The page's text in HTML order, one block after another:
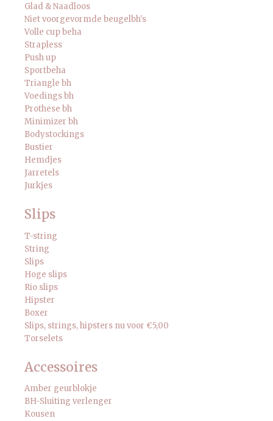
Glad & Naadloos
Niet voorgevormde beugelbh's
Volle cup beha
Strapless
Push up
Sportbeha
Triangle bh
Voedings bh
Prothese bh
Minimizer bh
Bodystockings
Bustier
Hemdjes
Jarretels
Jurkjes
Slips
T-string
String
Slips
Hoge slips
Rio slips
Hipster
Boxer
Slips, strings, hipsters nu voor €5,00
Torselets
Accessoires
Amber geurblokje
BH-Sluiting verlenger
Kousen